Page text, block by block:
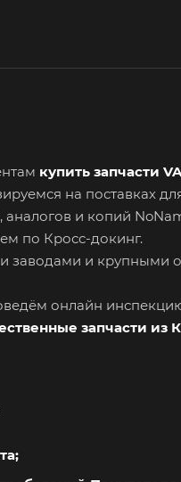
купить запчасти
на поставках
и копий
по Кросс-докинг.
заводами и крупными
онлайн
запчасти